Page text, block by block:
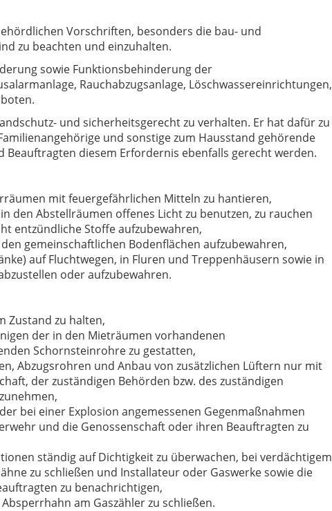
Vorschriften, besonders die bau- und
zu beachten und einzuhalten.
sowie Funktionsbehinderung der
Rauchabzugs­anlage, Löschwassereinrichtungen,
und sicherheitsgerecht zu verhalten. Er hat dafür zu
und sonstige zum Hausstand gehörende
Beauftragten diesem Erfordernis ebenfalls gerecht werden.
mit feuergefährlichen Mitteln zu hantieren,
den Abstellräumen offenes Licht zu benutzen, zu rauchen
entzündliche Stoffe aufzubewahren,
gemeinschaftlichen Bodenflächen aufzubewahren,
auf Fluchtwegen, in Fluren und Treppenhäusern sowie in
oder aufzubewahren.
Zustand zu halten,
der in den Mieträumen vorhandenen
Schornsteinrohre zu gestatten,
Abzugsrohren und Anbau von zusätzlichen Lüftern nur mit
der zuständigen Behörden bzw. des zuständigen
bei einer Explosion angemessenen Gegenmaßnahmen
und die Genossenschaft oder ihren Beauftragten zu
ständig auf Dichtigkeit zu überwachen, bei verdächtigem
zu schließen und Installateur oder Gaswerke sowie die
zu benachrichtigen,
am Gaszähler zu schließen.